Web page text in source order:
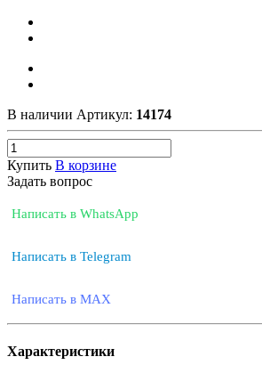
В наличии Артикул: 14174
Купить В корзине
Задать вопрос
Написать в WhatsApp
Написать в Telegram
Написать в MAX
Характеристики